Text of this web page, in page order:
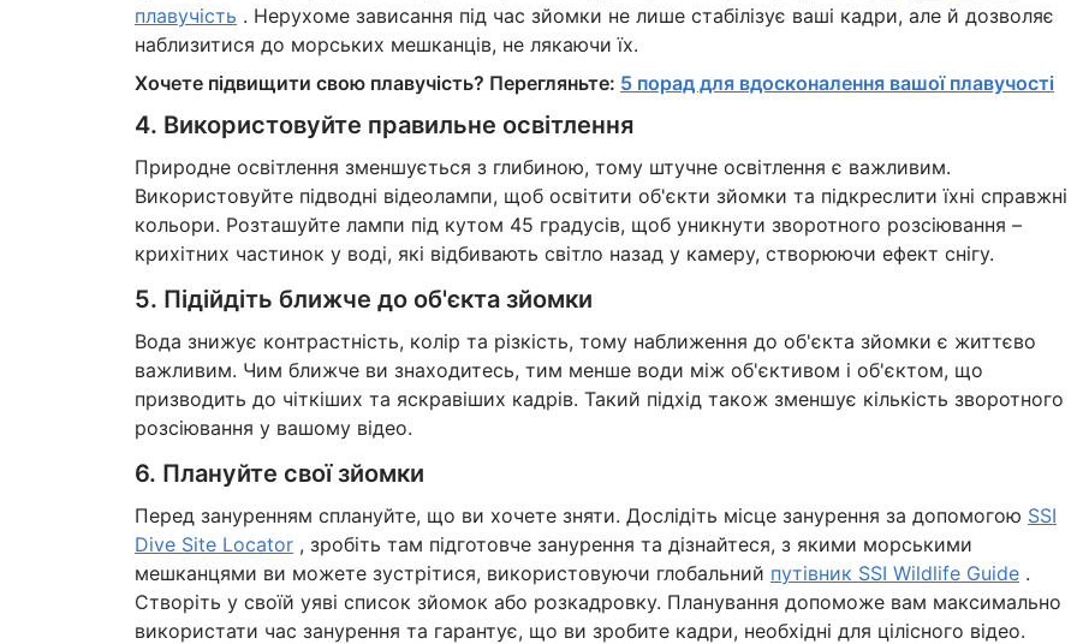
плавучість . Нерухоме зависання під час зйомки не лише стабілізує ваші кадри, але й дозволяє
наблизитися до морських мешканців, не лякаючи їх.
Хочете підвищити свою плавучість? Перегляньте: 5 порад для вдосконалення вашої плавучості
4. Використовуйте правильне освітлення
Природне освітлення зменшується з глибиною, тому штучне освітлення є важливим.
Використовуйте підводні відеолампи, щоб освітити об'єкти зйомки та підкреслити їхні справжні
кольори. Розташуйте лампи під кутом 45 градусів, щоб уникнути зворотного розсіювання –
крихітних частинок у воді, які відбивають світло назад у камеру, створюючи ефект снігу.
5. Підійдіть ближче до об'єкта зйомки
Вода знижує контрастність, колір та різкість, тому наближення до об'єкта зйомки є життєво
важливим. Чим ближче ви знаходитесь, тим менше води між об'єктивом і об'єктом, що
призводить до чіткіших та яскравіших кадрів. Такий підхід також зменшує кількість зворотного
розсіювання у вашому відео.
6. Плануйте свої зйомки
Перед зануренням сплануйте, що ви хочете зняти. Дослідіть місце занурення за допомогою SSI
Dive Site Locator, зробіть там підготовче занурення та дізнайтеся, з якими морськими
мешканцями ви можете зустрітися, використовуючи глобальний путівник SSI Wildlife Guide.
Створіть у своїй уяві список зйомок або розкадровку. Планування допоможе вам максимально
використати час занурення та гарантує, що ви зробите кадри, необхідні для цілісного відео.